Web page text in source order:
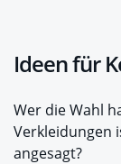
Ideen für
Wer die Wahl
Verkleidungen
angesagt?